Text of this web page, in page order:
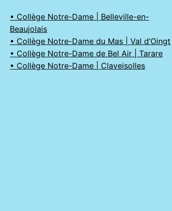
• Collège Notre-Dame | Belleville-en-
Beaujolais
• Collège Notre-Dame du Mas | Val d’Oingt
• Collège Notre-Dame de Bel Air | Tarare
• Collège Notre-Dame | Claveisolles